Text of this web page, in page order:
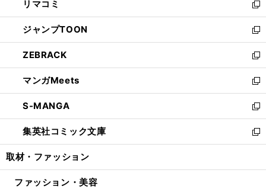
で
開
く
ド
ウ
で
開
く
ィ
ン
ド
ウ
で
開
く
い
ウ
ィ
ン
ド
ウ
で
開
く
リマコミ
新
し
い
ウ
ィ
ン
ド
ウ
で
開
く
ジャンプTOON
新
し
い
ウ
ィ
ン
ド
ウ
で
開
ZEBRACK
新
し
い
ウ
ィ
ン
ド
ウ
開
マンガMeets
新
し
い
ウ
ィ
ン
ウ
S-MANGA
新
し
い
ウ
ン
集英社コミック文庫
新
し
ウ
取材・ファッション
ファッション・美容